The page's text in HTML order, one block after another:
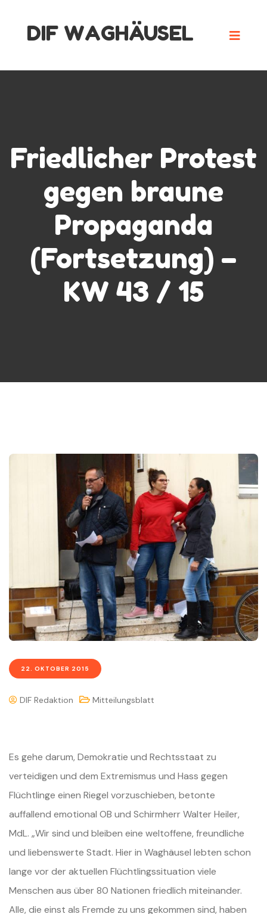
DIF WAGHÄUSEL
Friedlicher Protest
gegen braune
Propaganda
(Fortsetzung) –
KW 43 / 15
22. OKTOBER 2015
DIF Redaktion Mitteilungsblatt
Es gehe darum, Demokratie und Rechtsstaat zu
verteidigen und dem Extremismus und Hass gegen
Flüchtlinge einen Riegel vorzuschieben, betonte
auffallend emotional OB und Schirmherr Walter Heiler,
MdL. „Wir sind und bleiben eine weltoffene, freundliche
und liebenswerte Stadt. Hier in Waghäusel lebten schon
lange vor der aktuellen Flüchtlingssituation viele
Menschen aus über 80 Nationen friedlich miteinander.
Alle, die einst als Fremde zu uns gekommen sind, haben